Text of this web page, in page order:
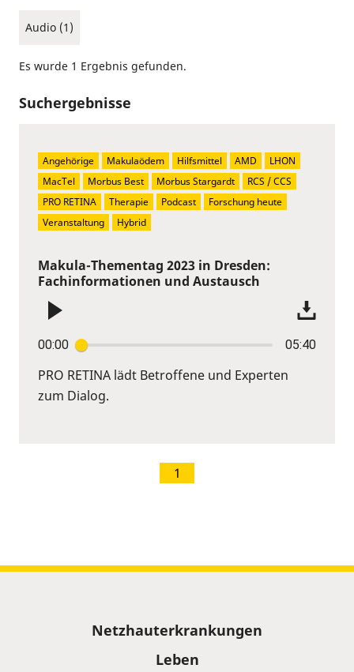
Audio (1)
Es wurde 1 Ergebnis gefunden.
Suchergebnisse
Makula-Thementag 2023 in Dresden:
Fachinformationen und Austausch
00:00 05:40
PRO RETINA lädt Betroffene und Experten
zum Dialog.
Angehörige Makulaödem Hilfsmittel AMD
LHON
MacTel
Morbus Best Morbus Stargardt
RCS / CCS
PRO RETINA
Therapie Podcast
Forschung heute
Veranstaltung
Hybrid
1
Netzhauterkrankungen
Leben